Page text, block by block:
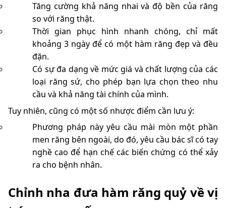
Tăng cường khả năng nhai và độ bền của răng
so với răng thật.
Thời gian phục hình nhanh chóng, chỉ mất
khoảng 3 ngày để có một hàm răng đẹp và đều
đặn.
Có sự đa dạng về mức giá và chất lượng của các
loại răng sứ, cho phép bạn lựa chọn theo nhu
cầu và khả năng tài chính của mình.
Tuy nhiên, cũng có một số nhược điểm cần lưu ý:
Phương pháp này yêu cầu mài mòn một phần
men răng bên ngoài, do đó, yêu cầu bác sĩ có tay
nghề cao để hạn chế các biến chứng có thể xảy
ra cho bệnh nhân.
Chỉnh nha đưa hàm răng quỷ về vị